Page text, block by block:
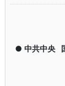
● 中共中央